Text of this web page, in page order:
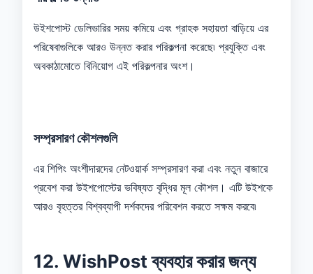
উইশপোস্ট ডেলিভারির সময় কমিয়ে এবং গ্রাহক সহায়তা বাড়িয়ে এর
পরিষেবাগুলিকে আরও উন্নত করার পরিকল্পনা করেছে৷ প্রযুক্তি এবং
অবকাঠামোতে বিনিয়োগ এই পরিকল্পনার অংশ।
সম্প্রসারণ কৌশলগুলি
এর শিপিং অংশীদারদের নেটওয়ার্ক সম্প্রসারণ করা এবং নতুন বাজারে
প্রবেশ করা উইশপোস্টের ভবিষ্যত বৃদ্ধির মূল কৌশল। এটি উইশকে
আরও বৃহত্তর বিশ্বব্যাপী দর্শকদের পরিবেশন করতে সক্ষম করবে৷
12. WishPost ব্যবহার করার জন্য